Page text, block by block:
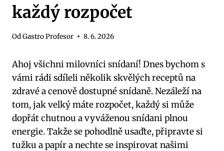
každý rozpočet
OdGastro Profesor 8. 6. 2026
Ahoj všichni milovníci snídaní! Dnes bychom s
vámi rádi sdíleli několik skvělých receptů na
zdravé a cenově dostupné snídaně. Nezáleží na
tom, jak velký máte rozpočet, každý si může
dopřát chutnou a vyváženou snídani plnou
energie. Takže se pohodlně usaďte, připravte si
tužku a papír a nechte se inspirovat našimi